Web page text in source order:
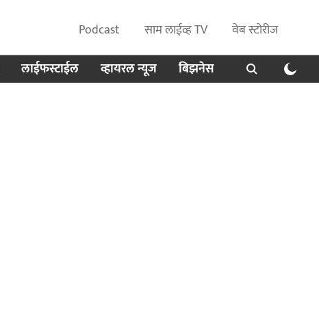
Podcast साम लाईव्ह TV
वेब स्टोरीज
लाईफस्टाईल व्हायरल न्यूज बिझनेस